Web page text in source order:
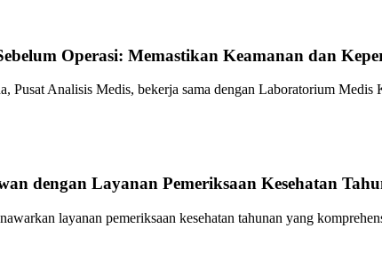
Operasi: Memastikan Keamanan dan
Pusat Analisis Medis, bekerja sama dengan Laboratorium
dengan Layanan Pemeriksaan Kesehatan
layanan pemeriksaan kesehatan tahunan yang